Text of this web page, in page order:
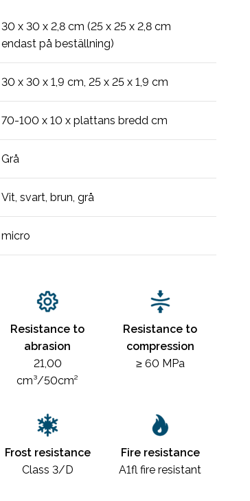
30 x 30 x 2,8 cm (25 x 25 x 2,8 cm
endast på beställning)
30 x 30 x 1,9 cm, 25 x 25 x 1,9 cm
70-100 x 10 x plattans bredd cm
Grå
Vit, svart, brun, grå
micro
Resistance to
abrasion
21,00
cm³/50cm²
Resistance to
compression
≥ 60 MPa
Frost resistance
Class 3/D
Fire resistance
A1fl fire resistant